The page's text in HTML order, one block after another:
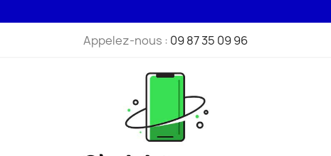
Appelez-nous : 09 87 35 09 96